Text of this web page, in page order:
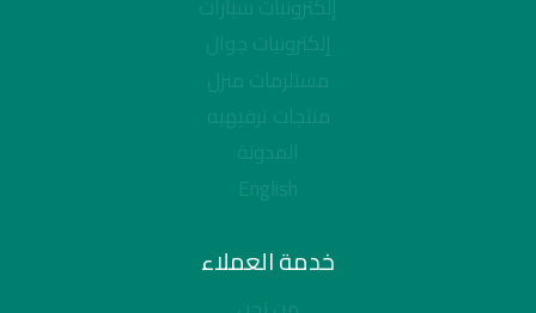
إلكترونيات جوال
مستلزمات منزل
منتجات ترفيهيه
المدونة
English
خدمة العملاء